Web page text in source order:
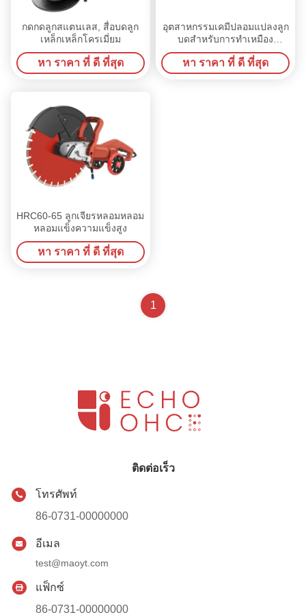
กดกดลูกสแตนเลส, สื่อบดลูก
เหล็กเหล็กโครเมี่ยม
หา ราคา ที่ ดี ที่สุด
อุตสาหกรรมเคมีปลอมแปลงลูก
บดสำหรับการทำเหมือง
โรงงานปูนซีเมนต์
หา ราคา ที่ ดี ที่สุด
HRC60-65 ลูกเจียรหลอมหลอม
หลอมแข็งความแข็งสูง
หา ราคา ที่ ดี ที่สุด
1
ติดต่อเร็ว
โทรศัพท์
86-0731-00000000
อีเมล
test@maoyt.com
แฟ็กซ์
86-0731-00000000